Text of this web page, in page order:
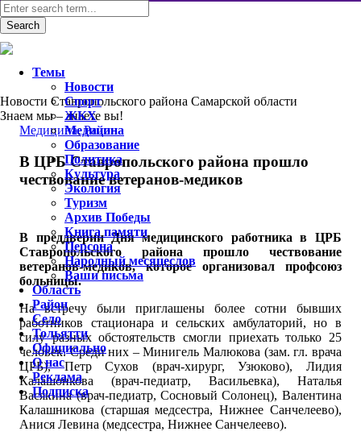
Новости Ставропольского района Самарской области
Знаем мы – знаете вы!
Медицина,Район
В ЦРБ Ставропольского района прошло
чествование ветеранов-медиков
В преддверии Дня медицинского работника в ЦРБ
Ставропольского района прошло чествование
ветеранов-медиков, которое организовал профсоюз
больницы.
На встречу были приглашены более сотни бывших
работников стационара и сельских амбулаторий, но в
силу разных обстоятельств смогли приехать только 25
человек. Среди них – Минигель Малюкова (зам. гл. врача
ЦРБ), Петр Сухов (врач-хирург, Узюково), Лидия
Калашонкова (врач-педиатр, Васильевка), Наталья
Васякина (врач-педиатр, Сосновый Солонец), Валентина
Калашникова (старшая медсестра, Нижнее Санчелеево),
Анися Левина (медсестра, Нижнее Санчелеево).
Темы
Новости
Спорт
ЖКХ
Медицина
Образование
Политика
Культура
Экология
Туризм
Архив Победы
Книга памяти
Персона
Народный месяцеслов
Ваши письма
Область
Район
Село
Тольятти
Официально
О нас
Реклама
Подписка